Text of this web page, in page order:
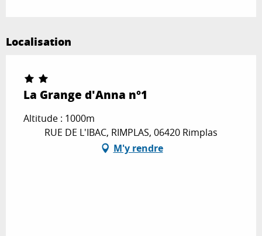
Localisation
La Grange d'Anna n°1
Altitude : 1000m
RUE DE L'IBAC, RIMPLAS, 06420 Rimplas
M'y rendre